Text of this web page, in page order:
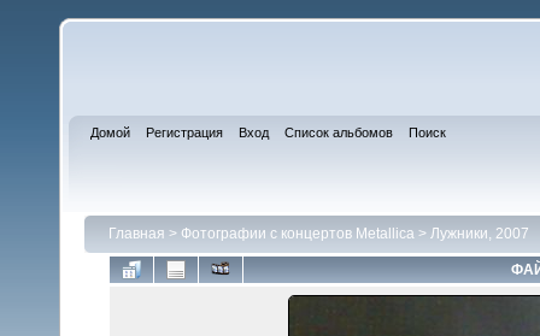
Домой Регистрация Вход Список альбомов Поиск
Главная > Фотографии с концертов Metallica > Лужники, 2007